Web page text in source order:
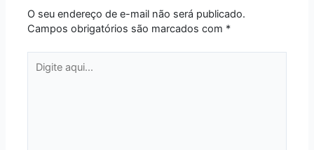
O seu endereço de e-mail não será publicado.
Campos obrigatórios são marcados com *
aqui...